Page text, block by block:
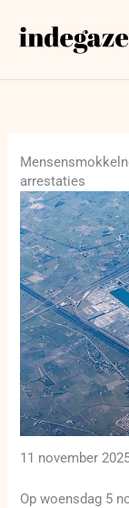
naar
arrestaties
11 november
Op woensdag 5